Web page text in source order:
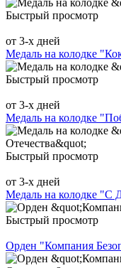
Быстрый просмотр
от 3-х дней
Медаль на колодке
Быстрый просмотр
от 3-х дней
Медаль на колодке
Быстрый просмотр
от 3-х дней
Медаль на колодке "С
Быстрый просмотр
Орден "Компания